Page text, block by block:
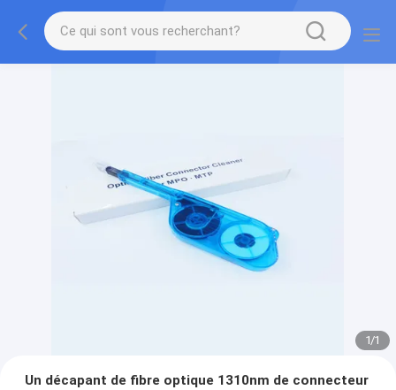
1/1
Un décapant de fibre optique 1310nm de connecteur